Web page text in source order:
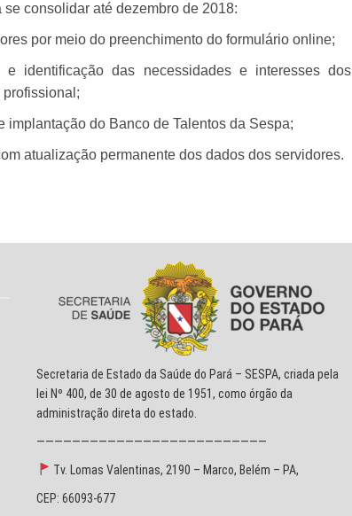
consolidar até dezembro de 2018:
por meio do preenchimento do formulário online;
identificação das necessidades e interesses dos
do Banco de Talentos da Sespa;
atualização permanente dos dados dos servidores.
Secretaria de Estado da Saúde do Pará – SESPA, criada pela
lei Nº 400, de 30 de agosto de 1951, como órgão da
administração direta do estado.
——————————————————————————
Tv. Lomas Valentinas, 2190 – Marco, Belém – PA,
CEP: 66093-677